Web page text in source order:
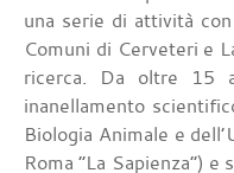
una serie di attività
Comuni di Cerveteri e
ricerca. Da oltre 15
inanellamento
Biologia Animale e
Roma “La Sapienza”)